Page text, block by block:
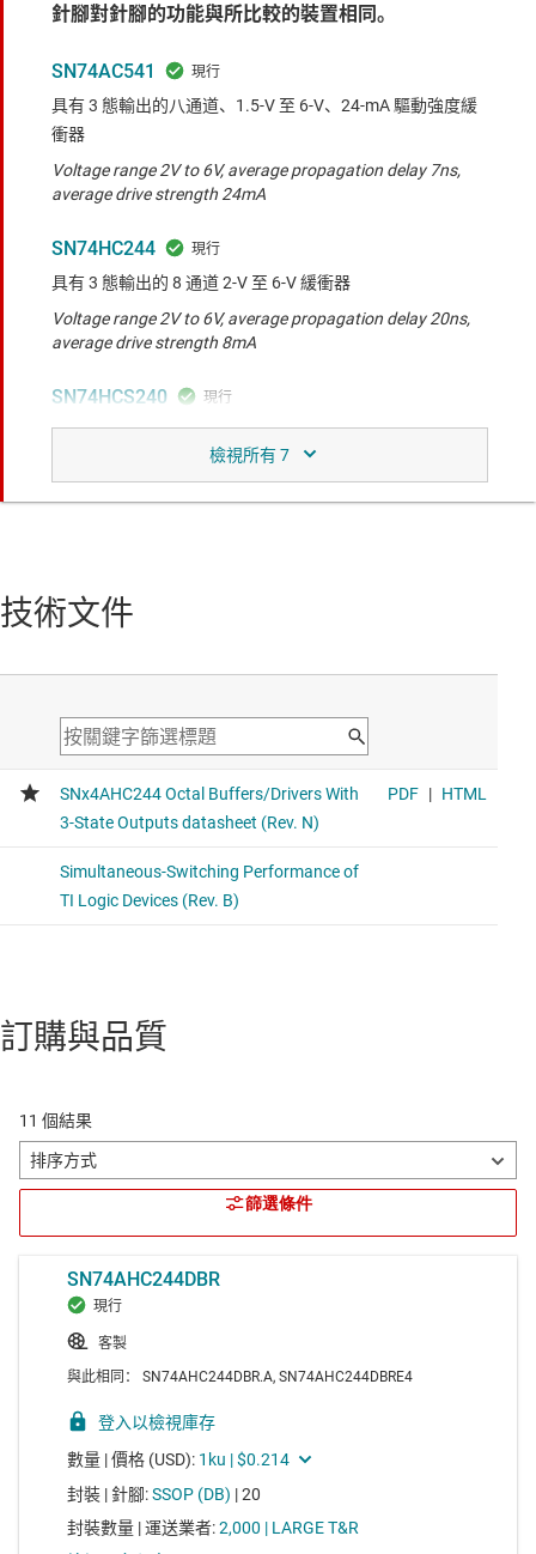
針腳對針腳的功能與所比較的裝置相同。
SN74AC541
具有 3 態輸出的八通道、1.5-V 至 6-V、24-mA 驅動強度緩
衝器
Voltage range 2V to 6V, average propagation delay 7ns,
average drive strength 24mA
SN74HC244
具有 3 態輸出的 8 通道 2-V 至 6-V 緩衝器
Voltage range 2V to 6V, average propagation delay 20ns,
average drive strength 8mA
SN74HCS240
具 3 態輸出和施密特觸發器輸入的八路緩衝器和線路驅動器
Voltage range 2V to 6V, average propagation delay 20ns,
Voltage range 2V to 6V, average propagation delay 20ns,
具有三態輸出的增強型產品八通道 2-V 至 5.5-V 緩衝器
average drive strength 12mA
具有 3 態輸出的 8 通道 1.65-V 至 3.6-V 緩衝器
Voltage range 1.65V to 3.6V, average propagation delay
具有三態輸出和施密特觸發器輸入的八路緩衝器和線路驅動
器
average drive strength 8mA
技術文件
訂購與品質